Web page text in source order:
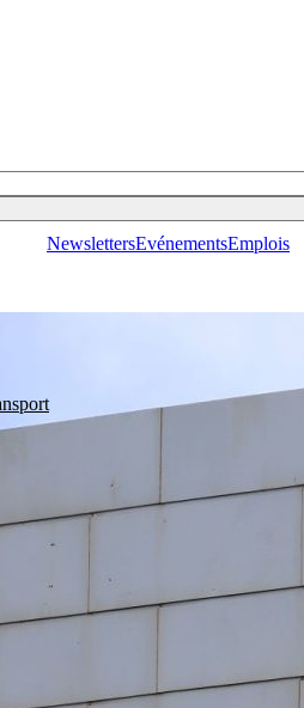
NewslettersEvénementsEmplois